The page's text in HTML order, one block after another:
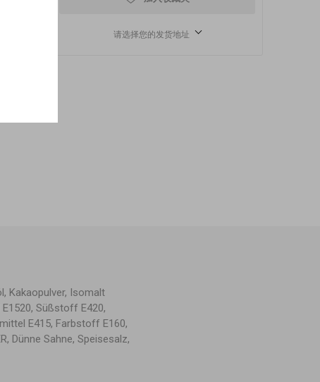
请选择您的发货地址
Kakaopulver, Isomalt
E1520, Süßstoff E420,
E415, Farbstoff E160,
Dünne Sahne, Speisesalz,